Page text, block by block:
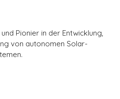
Pionier in der Entwicklung,
von autonomen Solar-